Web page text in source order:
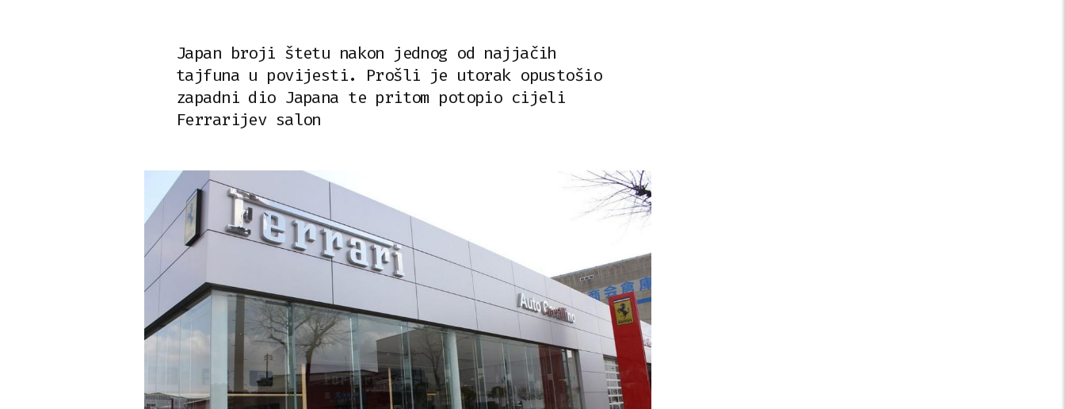
Japan broji štetu nakon jednog od najjačih
tajfuna u povijesti. Prošli je utorak opustošio
zapadni dio Japana te pritom potopio cijeli
Ferrarijev salon